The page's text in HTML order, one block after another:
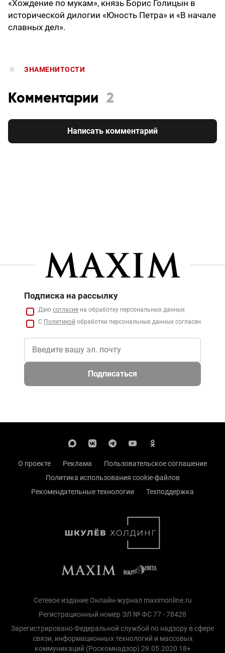
«Хождение по мукам», князь Борис Голицын в
исторической дилогии «Юность Петра» и «В начале
славных дел».
ЗНАМЕНИТОСТИ
Комментарии 2
Написать комментарий
Подписка на рассылку
Даю согласие на обработку персональных данных
С Политикой обработки персональных данных согласен
Подписаться
О проекте Реклама
Пользовательское соглашение
Политика использования cookie-файлов
Рекомендательные технологии
Техподдержка
Сетевое издание Онлайн-журнал maximonline.ru
Регистрационный номер ЭЛ № ФС 77 - 78428
Зарегистрировано Федеральной службой по надзору в сфере
связи, информационных технологий и массовых
коммуникаций (Роскомнадзор) 29.05.2020 18+